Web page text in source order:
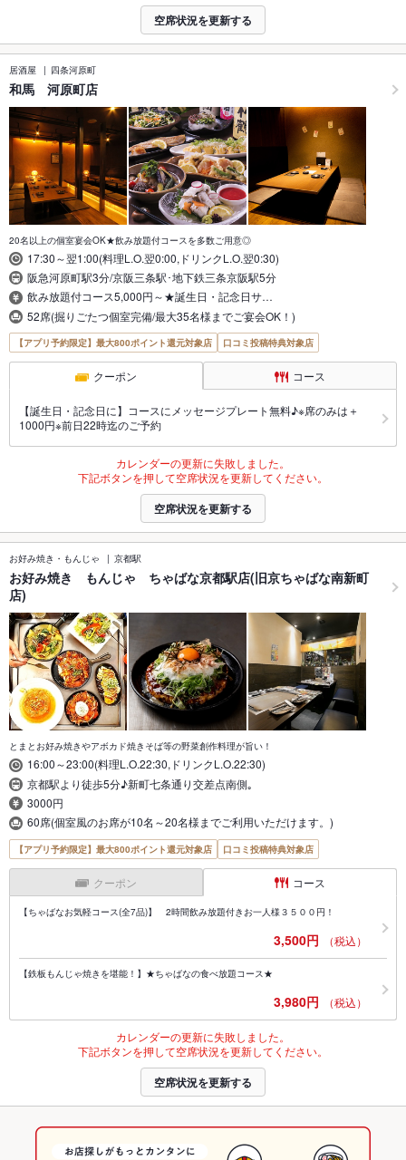
空席状況を更新する
居酒屋 四条河原町
和馬 河原町店
20名以上の個室宴会OK★飲み放題付コースを多数ご用意◎
17:30～翌1:00(料理L.O.翌0:00,ドリンクL.O.翌0:30)
阪急河原町駅3分/京阪三条駅･地下鉄三条京阪駅5分
飲み放題付コース5,000円～★誕生日・記念日サ…
52席(掘りごたつ個室完備/最大35名様までご宴会OK！)
【アプリ予約限定】最大800ポイント還元対象店 口コミ投稿特典対象店
クーポン コース
【誕生日・記念日に】コースにメッセージプレート無料♪※席のみは＋
1000円※前日22時迄のご予約
カレンダーの更新に失敗しました。
下記ボタンを押して空席状況を更新してください。
空席状況を更新する
お好み焼き・もんじゃ 京都駅
お好み焼き もんじゃ ちゃばな京都駅店(旧京ちゃばな南新町
店)
とまとお好み焼きやアボカド焼きそば等の野菜創作料理が旨い！
16:00～23:00(料理L.O.22:30,ドリンクL.O.22:30)
京都駅より徒歩5分♪新町七条通り交差点南側｡
3000円
60席(個室風のお席が10名～20名様までご利用いただけます。)
【アプリ予約限定】最大800ポイント還元対象店 口コミ投稿特典対象店
クーポン コース
【ちゃばなお気軽コース(全7品)】 2時間飲み放題付きお一人様３５００円！
3,500円 （税込）
【鉄板もんじゃ焼きを堪能！】★ちゃばなの食べ放題コース★
3,980円 （税込）
カレンダーの更新に失敗しました。
下記ボタンを押して空席状況を更新してください。
空席状況を更新する